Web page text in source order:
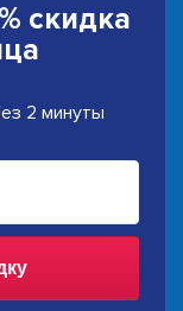
скидка
2 минуты